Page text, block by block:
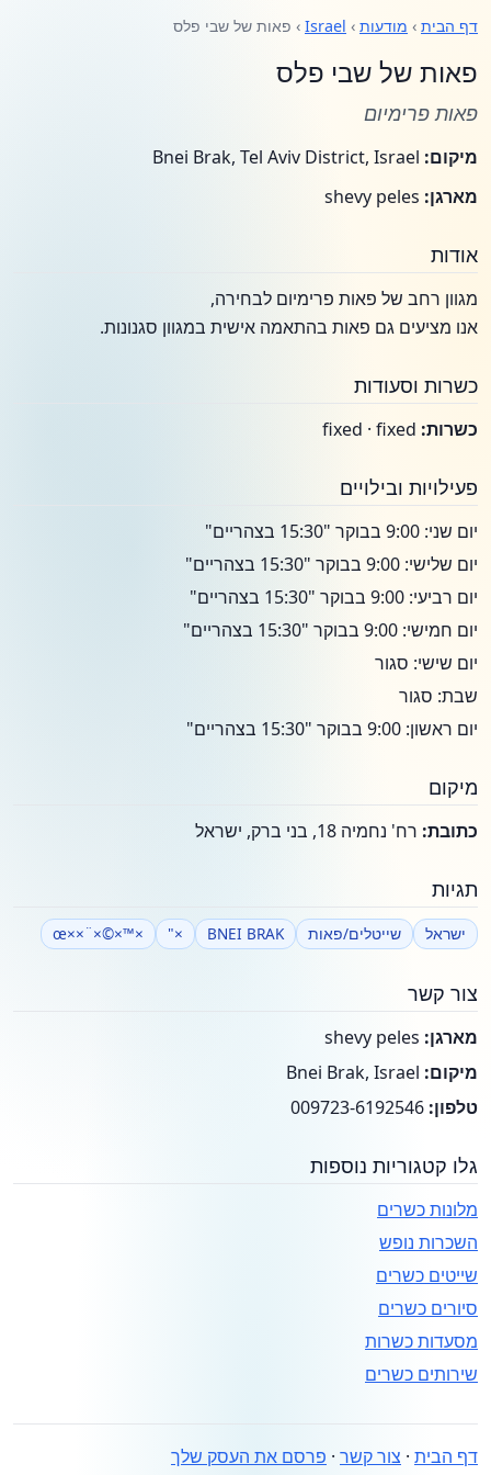
דף הבית › מודעות ›
Israel › פאות של שבי פלס
פאות של שבי פלס
פאות פרימיום
מיקום:
מארגן:
אודות
מגוון רחב של פאות פרימיום לבחירה,
אנו מציעים גם פאות בהתאמה אישית במגוון סגנונות.
כשרות וסעודות
כשרות:
פעילויות ובילויים
יום שני: 9:00 בבוקר "15:30 בצהריים"
יום שלישי: 9:00 בבוקר "15:30 בצהריים"
יום רביעי: 9:00 בבוקר "15:30 בצהריים"
יום חמישי: 9:00 בבוקר "15:30 בצהריים"
יום שישי: סגור
שבת: סגור
יום ראשון: 9:00 בבוקר "15:30 בצהריים"
מיקום
כתובת: רח' נחמיה 18, בני ברק, ישראל
תגיות
ישראל שייטלים/פאות BNEI BRAK
×"
×™×©×¨××œ
צור קשר
מארגן:
מיקום:
טלפון:
גלו קטגוריות נוספות
מלונות כשרים
השכרות נופש
שייטים כשרים
סיורים כשרים
מסעדות כשרות
שירותים כשרים
דף הבית · צור קשר · פרסם את העסק שלך